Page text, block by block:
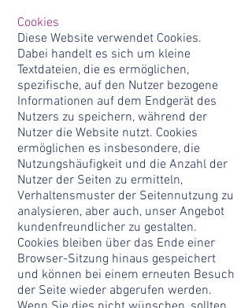
Cookies
Diese Website verwendet Cookies.
Dabei handelt es sich um kleine
Textdateien, die es ermöglichen,
spezifische, auf den Nutzer bezogene
Informationen auf dem Endgerät des
Nutzers zu speichern, während der
Nutzer die Website nutzt. Cookies
ermöglichen es insbesondere, die
Nutzungshäufigkeit und die Anzahl der
Nutzer der Seiten zu ermitteln,
Verhaltensmuster der Seitennutzung zu
analysieren, aber auch, unser Angebot
kundenfreundlicher zu gestalten.
Cookies bleiben über das Ende einer
Browser-Sitzung hinaus gespeichert
und können bei einem erneuten Besuch
der Seite wieder abgerufen werden.